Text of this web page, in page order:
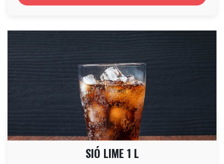
SIÓ LIME 1 L